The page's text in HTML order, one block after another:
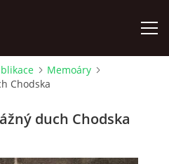
Memoáry
Chodska
duch Chodska